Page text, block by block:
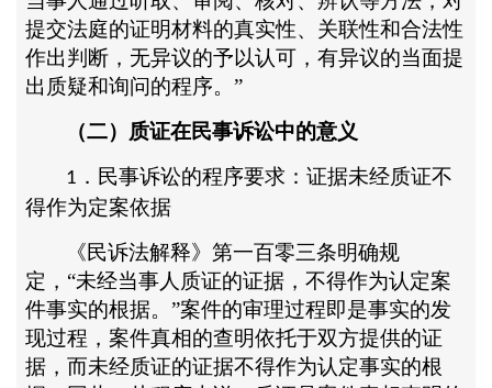
提交法庭的证明材料的真实性、关联性和合法性
作出判断，无异议的予以认可，有异议的当面提
出质疑和询问的程序。”
（二）质证在民事诉讼中的意义
1 ．民事诉讼的程序要求：证据未经质证不
得作为定案依据
《民诉法解释》第一百零三条明确规
定， “未经当事人质证的证据，不得作为认定案
件事实的根据。”案件的审理过程即是事实的发
现过程，案件真相的查明依托于双方提供的证
据，而未经质证的证据不得作为认定事实的根